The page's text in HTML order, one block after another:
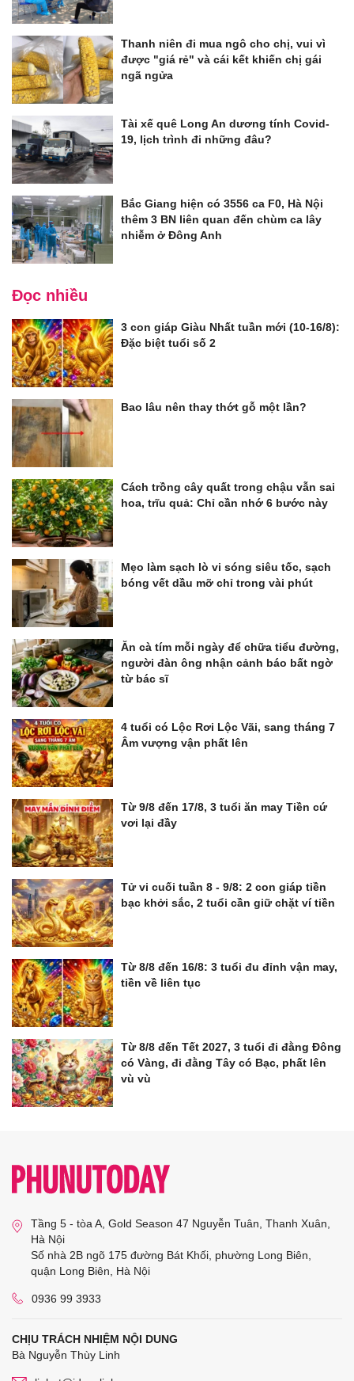
Thanh niên đi mua ngô cho chị, vui vì
được "giá rẻ" và cái kết khiến chị gái
ngã ngửa
Tài xế quê Long An dương tính Covid-
19, lịch trình đi những đâu?
Bắc Giang hiện có 3556 ca F0, Hà Nội
thêm 3 BN liên quan đến chùm ca lây
nhiễm ở Đông Anh
Đọc nhiều
3 con giáp Giàu Nhất tuần mới (10-16/8):
Đặc biệt tuổi số 2
Bao lâu nên thay thớt gỗ một lần?
Cách trồng cây quất trong chậu vẫn sai
hoa, trĩu quả: Chỉ cần nhớ 6 bước này
Mẹo làm sạch lò vi sóng siêu tốc, sạch
bóng vết dầu mỡ chỉ trong vài phút
Ăn cà tím mỗi ngày để chữa tiểu đường,
người đàn ông nhận cảnh báo bất ngờ
từ bác sĩ
4 tuổi có Lộc Rơi Lộc Vãi, sang tháng 7
Âm vượng vận phất lên
Từ 9/8 đến 17/8, 3 tuổi ăn may Tiền cứ
vơi lại đầy
Tử vi cuối tuần 8 - 9/8: 2 con giáp tiền
bạc khởi sắc, 2 tuổi cần giữ chặt ví tiền
Từ 8/8 đến 16/8: 3 tuổi đu đỉnh vận may,
tiền về liên tục
Từ 8/8 đến Tết 2027, 3 tuổi đi đằng Đông
có Vàng, đi đằng Tây có Bạc, phất lên
vù vù
Tầng 5 - tòa A, Gold Season 47 Nguyễn Tuân, Thanh Xuân,
Hà Nội
Số nhà 2B ngõ 175 đường Bát Khối, phường Long Biên,
quận Long Biên, Hà Nội
0936 99 3933
CHỊU TRÁCH NHIỆM NỘI DUNG
Bà Nguyễn Thùy Linh